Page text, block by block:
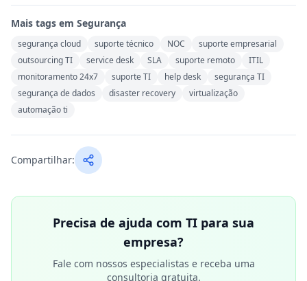
Mais tags em Segurança
segurança cloud suporte técnico NOC
suporte empresarial
outsourcing TI
service desk SLA suporte remoto
ITIL
monitoramento 24x7
suporte TI help desk
segurança TI
segurança de dados
disaster recovery
virtualização
automação ti
Compartilhar:
Precisa de ajuda com TI para sua
empresa?
Fale com nossos especialistas e receba uma
consultoria gratuita.